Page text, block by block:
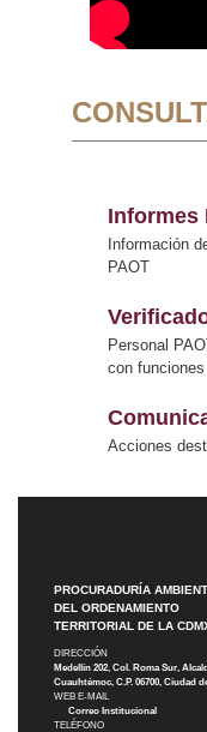
Informes
Información
PAOT
Personal
con
Acciones
PROCURADURÍA
DEL ORDENAMIENTO
TERRITORIAL DE LA
DIRECCIÓN
Medellín 202, Col. Roma Sur,
Cuauhtémoc, C.P. 06700, Ciudad
WEB E-MAIL
Correo Institucional
TELÉFONO